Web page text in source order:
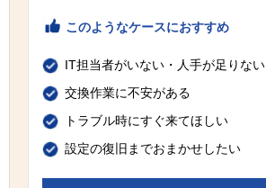
このようなケースにおすすめ
IT担当者がいない・人手が足りない
交換作業に不安がある
トラブル時にすぐ来てほしい
設定の復旧までおまかせしたい